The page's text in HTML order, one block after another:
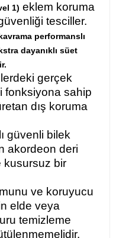
1) eklem koruma
tesciller.
performanslı
dayanıklı süet
gerçek
fonksiyona sahip
dış koruma
güvenli bilek
akordeon deri
kusursuz bir
ve koruyucu
elde veya
temizleme